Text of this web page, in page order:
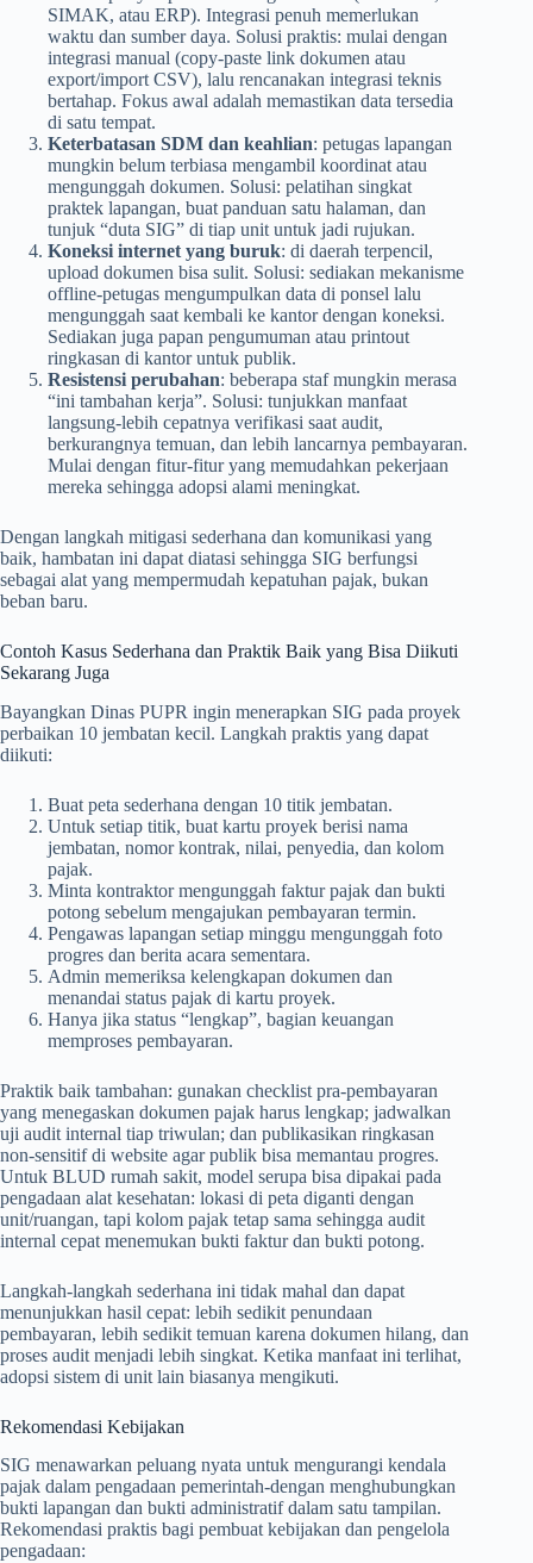
SIMAK, atau ERP). Integrasi penuh memerlukan
waktu dan sumber daya. Solusi praktis: mulai dengan
integrasi manual (copy-paste link dokumen atau
export/import CSV), lalu rencanakan integrasi teknis
bertahap. Fokus awal adalah memastikan data tersedia
di satu tempat.
Keterbatasan SDM dan keahlian: petugas lapangan
mungkin belum terbiasa mengambil koordinat atau
mengunggah dokumen. Solusi: pelatihan singkat
praktek lapangan, buat panduan satu halaman, dan
tunjuk “duta SIG” di tiap unit untuk jadi rujukan.
Koneksi internet yang buruk: di daerah terpencil,
upload dokumen bisa sulit. Solusi: sediakan mekanisme
offline-petugas mengumpulkan data di ponsel lalu
mengunggah saat kembali ke kantor dengan koneksi.
Sediakan juga papan pengumuman atau printout
ringkasan di kantor untuk publik.
Resistensi perubahan: beberapa staf mungkin merasa
“ini tambahan kerja”. Solusi: tunjukkan manfaat
langsung-lebih cepatnya verifikasi saat audit,
berkurangnya temuan, dan lebih lancarnya pembayaran.
Mulai dengan fitur-fitur yang memudahkan pekerjaan
mereka sehingga adopsi alami meningkat.
Dengan langkah mitigasi sederhana dan komunikasi yang
baik, hambatan ini dapat diatasi sehingga SIG berfungsi
sebagai alat yang mempermudah kepatuhan pajak, bukan
beban baru.
Contoh Kasus Sederhana dan Praktik Baik yang Bisa Diikuti
Sekarang Juga
Bayangkan Dinas PUPR ingin menerapkan SIG pada proyek
perbaikan 10 jembatan kecil. Langkah praktis yang dapat
diikuti:
Buat peta sederhana dengan 10 titik jembatan.
Untuk setiap titik, buat kartu proyek berisi nama
jembatan, nomor kontrak, nilai, penyedia, dan kolom
pajak.
Minta kontraktor mengunggah faktur pajak dan bukti
potong sebelum mengajukan pembayaran termin.
Pengawas lapangan setiap minggu mengunggah foto
progres dan berita acara sementara.
Admin memeriksa kelengkapan dokumen dan
menandai status pajak di kartu proyek.
Hanya jika status “lengkap”, bagian keuangan
memproses pembayaran.
Praktik baik tambahan: gunakan checklist pra-pembayaran
yang menegaskan dokumen pajak harus lengkap; jadwalkan
uji audit internal tiap triwulan; dan publikasikan ringkasan
non-sensitif di website agar publik bisa memantau progres.
Untuk BLUD rumah sakit, model serupa bisa dipakai pada
pengadaan alat kesehatan: lokasi di peta diganti dengan
unit/ruangan, tapi kolom pajak tetap sama sehingga audit
internal cepat menemukan bukti faktur dan bukti potong.
Langkah-langkah sederhana ini tidak mahal dan dapat
menunjukkan hasil cepat: lebih sedikit penundaan
pembayaran, lebih sedikit temuan karena dokumen hilang, dan
proses audit menjadi lebih singkat. Ketika manfaat ini terlihat,
adopsi sistem di unit lain biasanya mengikuti.
Rekomendasi Kebijakan
SIG menawarkan peluang nyata untuk mengurangi kendala
pajak dalam pengadaan pemerintah-dengan menghubungkan
bukti lapangan dan bukti administratif dalam satu tampilan.
Rekomendasi praktis bagi pembuat kebijakan dan pengelola
pengadaan: